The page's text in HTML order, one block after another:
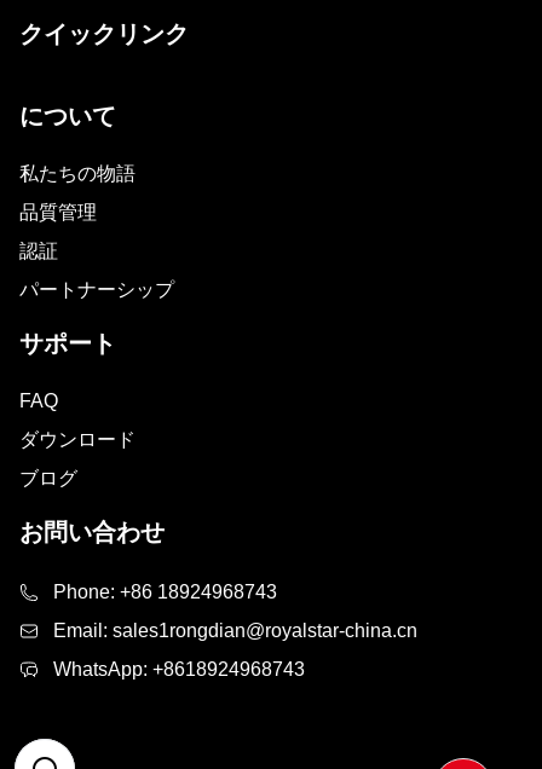
クイックリンク
について
私たちの物語
品質管理
認証
パートナーシップ
サポート
FAQ
ダウンロード
ブログ
お問い合わせ
Phone: +86 18924968743
Email: sales1rongdian@royalstar-china.cn
WhatsApp: +8618924968743